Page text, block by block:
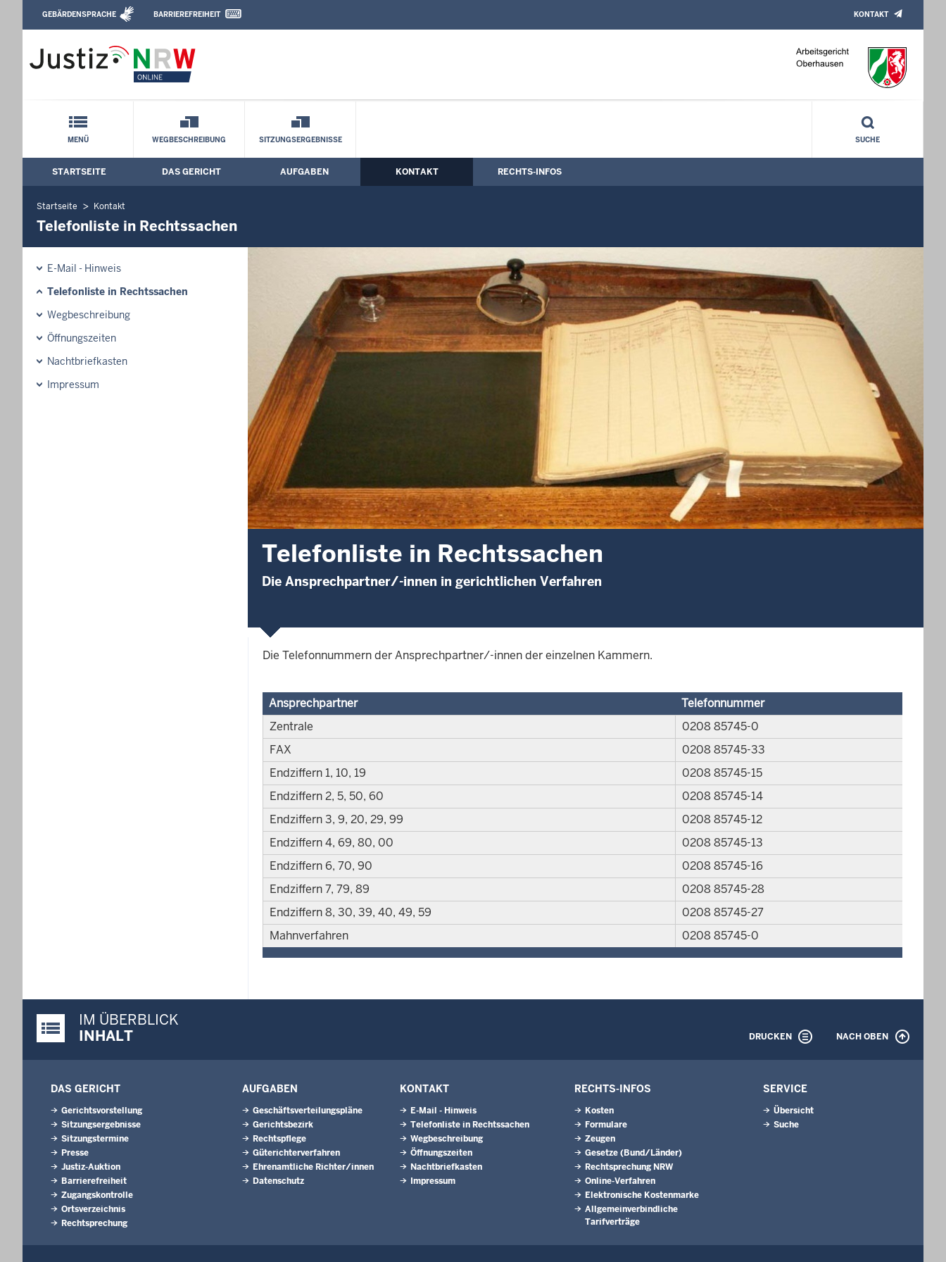
Arbeitsgericht Oberhausen: Telefonliste in Rechtssachen
Direkt zum Inhalt
Leichte Sprache, Gebärdensprachenvideo und Kontaktformular
GEBÄRDENSPRACHE BARRIEREFREIHEIT KONTAKT
Schnellnavigation mit Volltext-Suche
MENÜ WEGBESCHREIBUNG SITZUNGSERGEBNISSE SUCHE
Hauptmenü: Hauptnavigation
STARTSEITE DAS GERICHT AUFGABEN KONTAKT RECHTS-INFOS
Startseite Kontakt
Telefonliste in Rechtssachen
E-Mail - Hinweis
Telefonliste in Rechtssachen
Wegbeschreibung
Öffnungszeiten
Nachtbriefkasten
Impressum
Telefonliste in Rechtssachen
Die Ansprechpartner/-innen in gerichtlichen Verfahren
Die Telefonnummern der Ansprechpartner/-innen der einzelnen Kammern.
Ansprechpartner
Telefonnummer
Zentrale
0208 85745-0
FAX
0208 85745-33
Endziffern 1, 10, 19
0208 85745-15
Endziffern 2, 5, 50, 60
0208 85745-14
Endziffern 3, 9, 20, 29, 99
0208 85745-12
Endziffern 4, 69, 80, 00
0208 85745-13
Endziffern 6, 70, 90
0208 85745-16
Endziffern 7, 79, 89
0208 85745-28
Endziffern 8, 30, 39, 40, 49, 59
0208 85745-27
Mahnverfahren
0208 85745-0
Justiz-Portal im Überblick:
IM ÜBERBLICK
INHALT
DRUCKEN NACH OBEN
DAS GERICHT
Gerichtsvorstellung
Sitzungsergebnisse
Sitzungstermine
Presse
Justiz-Auktion
Barrierefreiheit
Zugangskontrolle
Ortsverzeichnis
Rechtsprechung
AUFGABEN
Geschäftsverteilungspläne
Gerichtsbezirk
Rechtspflege
Güterichterverfahren
Ehrenamtliche Richter/innen
Datenschutz
KONTAKT
E-Mail - Hinweis
Telefonliste in Rechtssachen
Wegbeschreibung
Öffnungszeiten
Nachtbriefkasten
Impressum
RECHTS-INFOS
Kosten
Formulare
Zeugen
Gesetze (Bund/Länder)
Rechtsprechung NRW
Online-Verfahren
Elektronische Kostenmarke
Allgemeinverbindliche
Tarifverträge
SERVICE
Übersicht
Suche